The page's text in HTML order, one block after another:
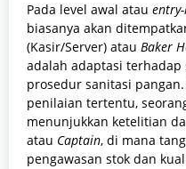
Pada level awal atau
biasanya akan
(Kasir/Server) atau Baker
adalah adaptasi
prosedur sanitasi
penilaian tertentu,
menunjukkan ketelitian
atau Captain, di mana
pengawasan stok dan